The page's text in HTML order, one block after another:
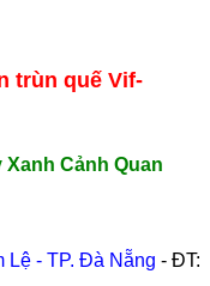
trùn quế Vif-
Xanh Cảnh Quan
Lệ - TP. Đà Nẵng - ĐT: